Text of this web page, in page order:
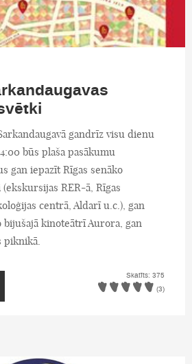
gandrīz visu dienu
būs plaša pasākumu
gan iepazīt Rīgas senāko
RER-ā, Rīgas
centrā, Aldarī u.c.), gan
kinoteātrī Aurora, gan
piknikā.
Skatīts: 375
(3)